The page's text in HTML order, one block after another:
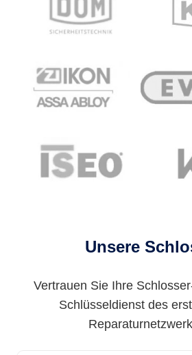
Unsere
Vertrauen Sie Ihre
Schlüsseldienst des